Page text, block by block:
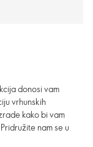
donosi vam
vrhunskih
kako bi vam
nam se u